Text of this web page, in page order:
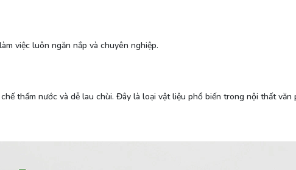
việc luôn ngăn nắp và chuyên nghiệp.
thấm nước và dễ lau chùi. Đây là loại vật liệu phổ biến trong nội thất